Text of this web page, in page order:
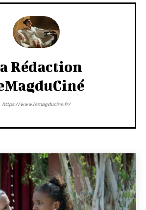
Rédaction
https://www.lemagducine.fr/